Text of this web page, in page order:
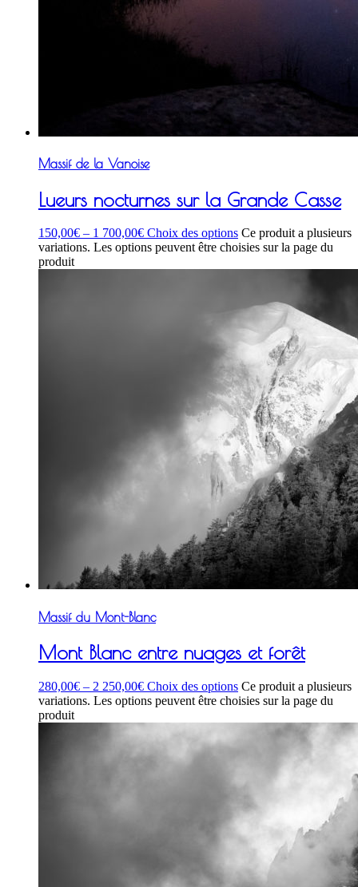
Massif de la Vanoise
Lueurs nocturnes sur la Grande Casse
150,00€ – 1 700,00€ Choix des options Ce produit a plusieurs
variations. Les options peuvent être choisies sur la page du
produit
Massif du Mont-Blanc
Mont Blanc entre nuages et forêt
280,00€ – 2 250,00€ Choix des options Ce produit a plusieurs
variations. Les options peuvent être choisies sur la page du
produit